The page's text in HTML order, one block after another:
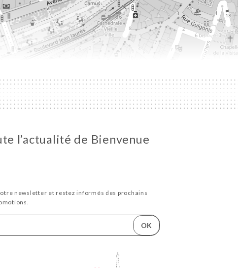
l’actualité de Bienvenue
newsletter et restez informés des prochains
OK